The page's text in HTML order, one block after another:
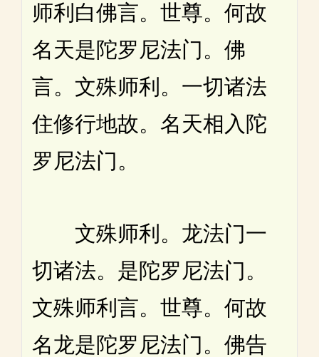
师利白佛言。世尊。何故
名天是陀罗尼法门。佛
言。文殊师利。一切诸法
住修行地故。名天相入陀
罗尼法门。
文殊师利。龙法门一
切诸法。是陀罗尼法门。
文殊师利言。世尊。何故
名龙是陀罗尼法门。佛告